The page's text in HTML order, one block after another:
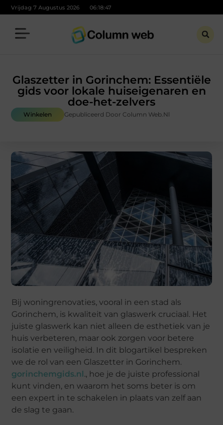
Vrijdag 7 Augustus 2026 06:18:49
Glaszetter in Gorinchem: Essentiële
gids voor lokale huiseigenaren en
doe-het-zelvers
Winkelen Gepubliceerd Door Column Web.nl
Bij woningrenovaties, vooral in een stad als
Gorinchem, is kwaliteit van glaswerk cruciaal. Het
juiste glaswerk kan niet alleen de esthetiek van je
huis verbeteren, maar ook zorgen voor betere
isolatie en veiligheid. In dit blogartikel bespreken
we de rol van een Glaszetter in Gorinchem.
gorinchemgids.nl., hoe je de juiste professional
kunt vinden, en waarom het soms beter is om
een expert in te schakelen in plaats van zelf aan
de slag te gaan.